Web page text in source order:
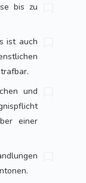
bis zu
ist auch
und
einer